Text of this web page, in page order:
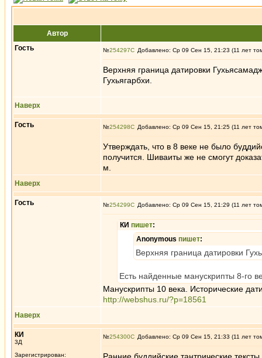
Автор
Гость
№254297 Добавлено: Ср 09 Сен 15, 21:23 (11 лет
Верхняя граница датировки
Гухьягарбхи.
Наверх
Гость №254298 Добавлено: Ср 09 Сен 15, 21:25 (11 лет
Утверждать, что в 8 веке не было
получится. Шиваиты же не смогут
м.
Наверх
Гость №254299 Добавлено: Ср 09 Сен 15, 21:29 (11 лет
КИ пишет:
Anonymous пишет:
Верхняя граница датировки
Есть найденные манускрипты 8-го
Манускрипты 10 века. Исторические
http://webshus.ru/?p=18561
Наверх
КИ
3Д
Зарегистрирован:
№254300 Добавлено: Ср 09 Сен 15, 21:33 (11 лет